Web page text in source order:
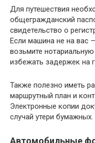
Для путешествия
общегражданский
свидетельство о
Если машина не на вас
возьмите
избежать задержек на
Также полезно иметь
маршрутный план и
Электронные копии
случай утери бумажных.
Автомобильные